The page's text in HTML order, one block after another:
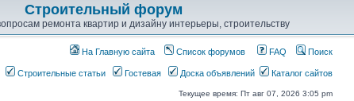
Строительный форум
ремонта квартир и дизайну интерьеры, строительству
На Главную сайта Список форумов FAQ Поиск
Строительные статьи Гостевая Доска объявлений Каталог сайтов
Текущее время: Пт авг 07, 2026 3:05 pm